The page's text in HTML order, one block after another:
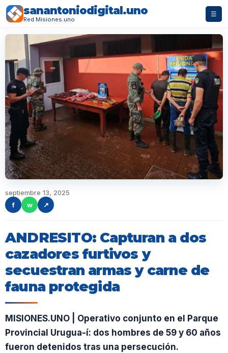
sanantoniodigital.uno
Red Misiones.uno
☰
septiembre 13, 2025
f
w ↗
ANDRESITO: Capturan a dos
cazadores furtivos y
secuestran armas y carne de
fauna protegida
MISIONES.UNO | Operativo conjunto en el Parque
Provincial Urugua-í: dos hombres de 59 y 60 años
fueron detenidos tras una persecución.